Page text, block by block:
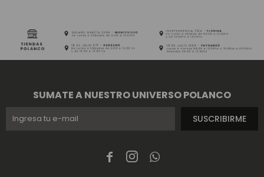
  
SUMATE A NUESTRO UNIVERSO POLANCO
SUSCRIBIRME